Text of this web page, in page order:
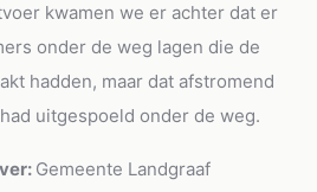
kwamen we er achter dat er
onder de weg lagen die de
hadden, maar dat afstromend
uitgespoeld onder de weg.
Gemeente Landgraaf